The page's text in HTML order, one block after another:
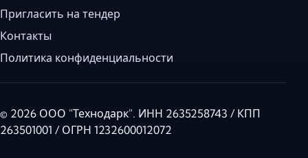
Пригласить на тендер
Контакты
Политика конфиденциальности
© 2026 ООО "Технодарк". ИНН 2635258743 / КПП
263501001 / ОГРН 1232600012072